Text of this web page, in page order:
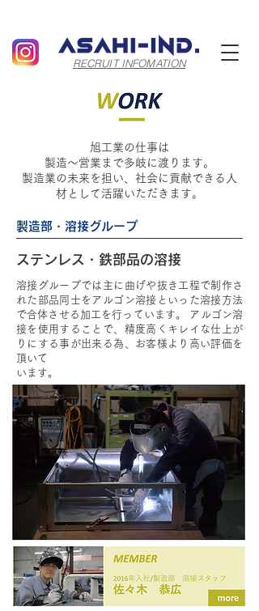
RECRUIT INFOMATION
旭工業の仕事は
製造～営業まで多岐に渡ります。
製造業の未来を担い、社会に貢献できる人
材として活躍いただきます。
製造部・溶接グループ
ステンレス・鉄部品の溶接
溶接グループでは主に曲げや抜き工程で制作さ
れた部品同士をアルゴン溶接といった溶接方法
で合体させる加工を行っています。 アルゴン溶
接を使用することで、精度高くキレイな仕上が
りにする事が出来る為、お客様より高い評価を
頂いて
います。